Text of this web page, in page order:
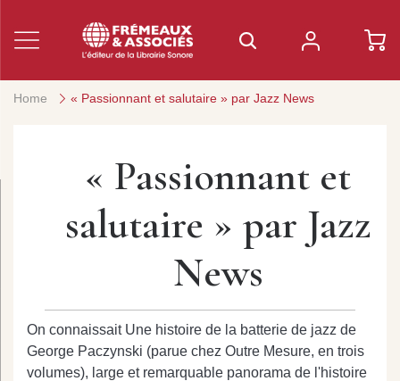
Home « Passionnant et salutaire » par Jazz News
« Passionnant et
salutaire » par Jazz
News
On connaissait Une histoire de la batterie de jazz de
George Paczynski (parue chez Outre Mesure, en trois
volumes), large et remarquable panorama de l'histoire